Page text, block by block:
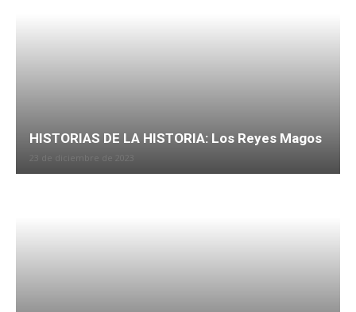
HISTORIAS DE LA HISTORIA: Los Reyes Magos
23 de diciembre de 2023